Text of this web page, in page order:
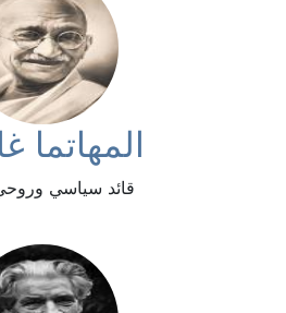
المهاتما
قائد سياسي